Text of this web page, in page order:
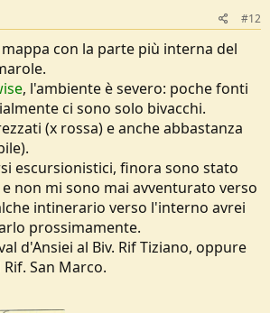
#12
con la parte più interna del
, l'ambiente è severo: poche fonti
ci sono solo bivacchi.
(x rossa) e anche abbastanza
escursionistici, finora sono stato
non mi sono mai avventurato verso
intinerario verso l'interno avrei
prossimamente.
d'Ansiei al Biv. Rif Tiziano, oppure
San Marco.